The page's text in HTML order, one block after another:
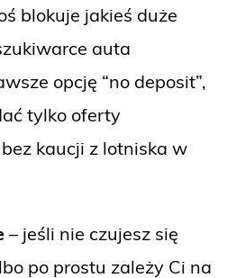
blokuje jakieś duże
auta
opcję “no deposit”,
tylko oferty
kaucji z lotniska w
– jeśli nie czujesz się
po prostu zależy Ci na